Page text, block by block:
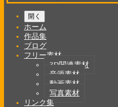
開く
ホーム
作品集
ブログ
フリー素材
3D関連素材
音源素材
動画素材
写真素材
リンク集